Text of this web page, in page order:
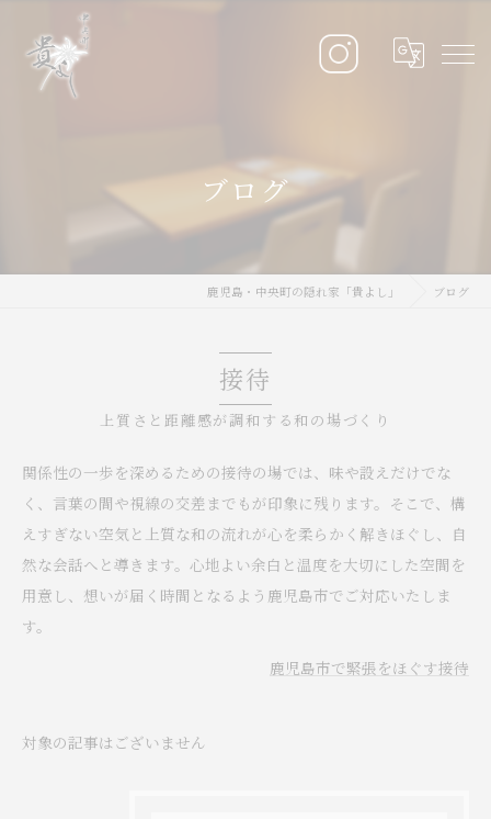
ブログ
鹿児島・中央町の隠れ家「貴よし」 ブログ
接待
上質さと距離感が調和する和の場づくり
関係性の一歩を深めるための接待の場では、味や設えだけでな
く、言葉の間や視線の交差までもが印象に残ります。そこで、構
えすぎない空気と上質な和の流れが心を柔らかく解きほぐし、自
然な会話へと導きます。心地よい余白と温度を大切にした空間を
用意し、想いが届く時間となるよう鹿児島市でご対応いたしま
す。
鹿児島市で緊張をほぐす接待
対象の記事はございません